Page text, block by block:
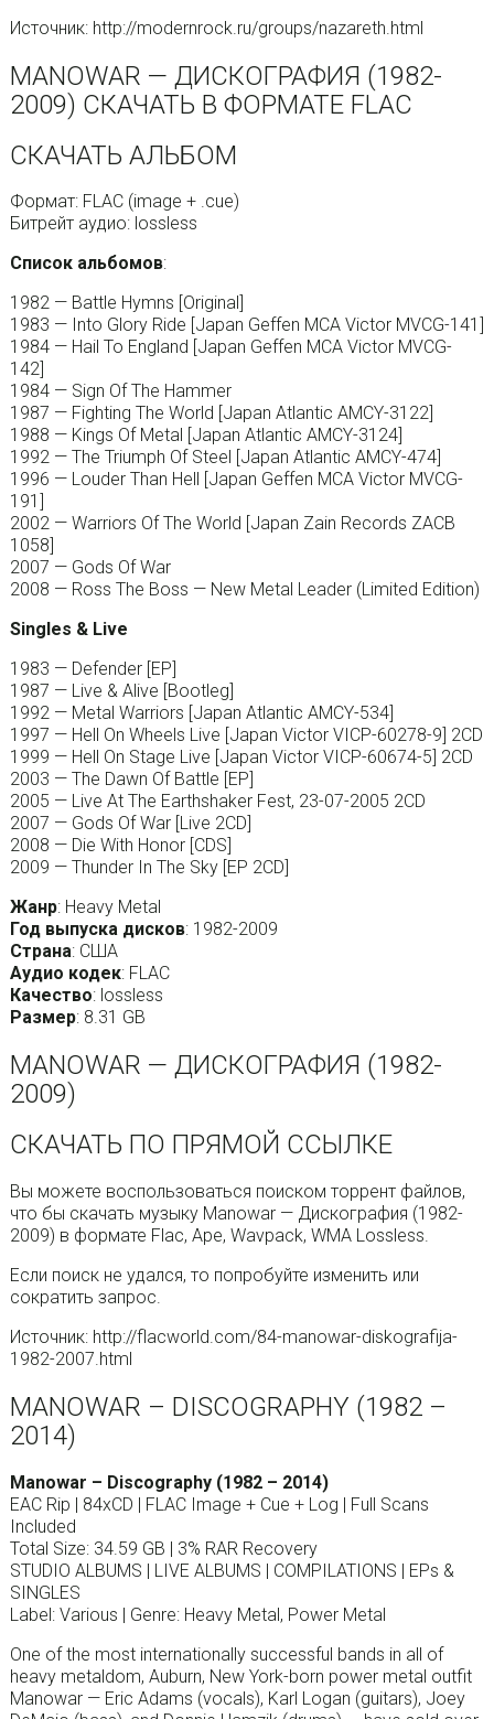
Источник: http://modernrock.ru/groups/nazareth.html
MANOWAR — ДИСКОГРАФИЯ (1982-
2009) СКАЧАТЬ В ФОРМАТЕ FLAC
СКАЧАТЬ АЛЬБОМ
Формат: FLAC (image + .cue)
Битрейт аудио: lossless
Список альбомов:
1982 — Battle Hymns [Original]
1983 — Into Glory Ride [Japan Geffen MCA Victor MVCG-141]
1984 — Hail To England [Japan Geffen MCA Victor MVCG-
142]
1984 — Sign Of The Hammer
1987 — Fighting The World [Japan Atlantic AMCY-3122]
1988 — Kings Of Metal [Japan Atlantic AMCY-3124]
1992 — The Triumph Of Steel [Japan Atlantic AMCY-474]
1996 — Louder Than Hell [Japan Geffen MCA Victor MVCG-
191]
2002 — Warriors Of The World [Japan Zain Records ZACB
1058]
2007 — Gods Of War
2008 — Ross The Boss — New Metal Leader (Limited Edition)
Singles & Live
1983 — Defender [EP]
1987 — Live & Alive [Bootleg]
1992 — Metal Warriors [Japan Atlantic AMCY-534]
1997 — Hell On Wheels Live [Japan Victor VICP-60278-9] 2CD
1999 — Hell On Stage Live [Japan Victor VICP-60674-5] 2CD
2003 — The Dawn Of Battle [EP]
2005 — Live At The Earthshaker Fest, 23-07-2005 2CD
2007 — Gods Of War [Live 2CD]
2008 — Die With Honor [CDS]
2009 — Thunder In The Sky [EP 2CD]
Жанр: Heavy Metal
Год выпуска дисков: 1982-2009
Страна: США
Аудио кодек: FLAC
Качество: lossless
Размер: 8.31 GB
MANOWAR — ДИСКОГРАФИЯ (1982-
2009)
СКАЧАТЬ ПО ПРЯМОЙ ССЫЛКЕ
Вы можете воспользоваться поиском торрент файлов,
что бы скачать музыку Manowar — Дискография (1982-
2009) в формате Flac, Ape, Wavpack, WMA Lossless.
Если поиск не удался, то попробуйте изменить или
сократить запрос.
Источник: http://flacworld.com/84-manowar-diskografija-
1982-2007.html
MANOWAR – DISCOGRAPHY (1982 –
2014)
Manowar – Discography (1982 – 2014)
EAC Rip | 84xCD | FLAC Image + Cue + Log | Full Scans
Included
Total Size: 34.59 GB | 3% RAR Recovery
STUDIO ALBUMS | LIVE ALBUMS | COMPILATIONS | EPs &
SINGLES
Label: Various | Genre: Heavy Metal, Power Metal
One of the most internationally successful bands in all of
heavy metaldom, Auburn, New York-born power metal outfit
Manowar — Eric Adams (vocals), Karl Logan (guitars), Joey